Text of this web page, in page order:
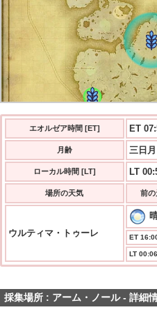
エオルゼア時間 [ET] ET
月齢 三日
ローカル時間 [LT] LT
場所の天気 前の
ウルティマ・トゥーレ ET
LT
採集場所 : アーム・ノール - 詳細